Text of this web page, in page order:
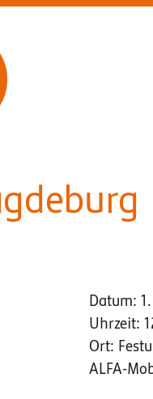
am ALFA-Mobil
Datum:
Uhrzeit:
Ort:
ALFA-